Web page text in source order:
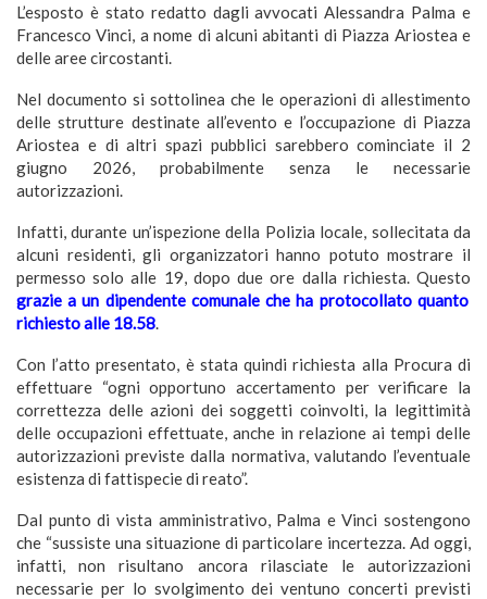
L’esposto è stato redatto dagli avvocati Alessandra Palma e
Francesco Vinci, a nome di alcuni abitanti di Piazza Ariostea e
delle aree circostanti.
Nel documento si sottolinea che le operazioni di allestimento
delle strutture destinate all’evento e l’occupazione di Piazza
Ariostea e di altri spazi pubblici sarebbero cominciate il 2
giugno 2026, probabilmente senza le necessarie
autorizzazioni.
Infatti, durante un’ispezione della Polizia locale, sollecitata da
alcuni residenti, gli organizzatori hanno potuto mostrare il
permesso solo alle 19, dopo due ore dalla richiesta. Questo
grazie a un dipendente comunale che ha protocollato quanto
richiesto alle 18.58
Con l’atto presentato, è stata quindi richiesta alla Procura di
effettuare “ogni opportuno accertamento per verificare la
correttezza delle azioni dei soggetti coinvolti, la legittimità
delle occupazioni effettuate, anche in relazione ai tempi delle
autorizzazioni previste dalla normativa, valutando l’eventuale
esistenza di fattispecie di reato”.
Dal punto di vista amministrativo, Palma e Vinci sostengono
che “sussiste una situazione di particolare incertezza. Ad oggi,
infatti, non risultano ancora rilasciate le autorizzazioni
necessarie per lo svolgimento dei ventuno concerti previsti